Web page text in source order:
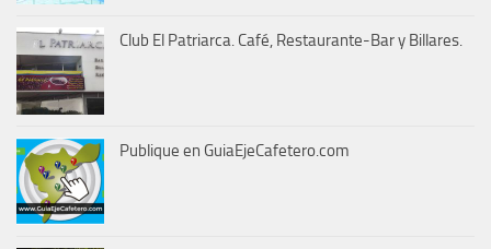
Club El Patriarca. Café, Restaurante-Bar y Billares.
Publique en GuiaEjeCafetero.com